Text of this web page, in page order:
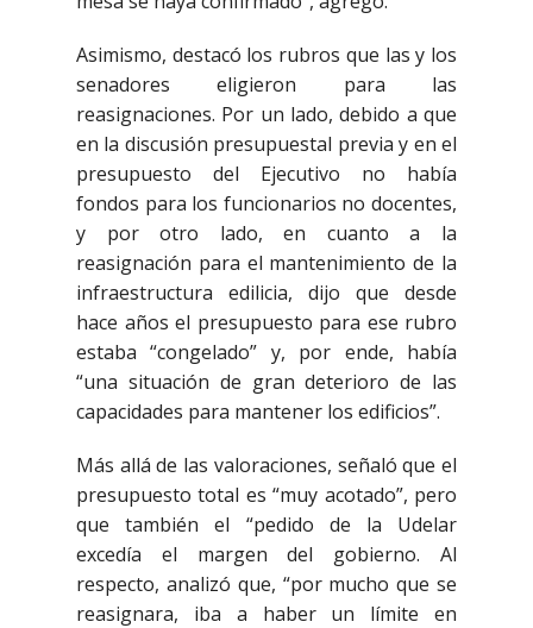
Asimismo, destacó los rubros que las y los
senadores eligieron para las
reasignaciones. Por un lado, debido a que
en la discusión presupuestal previa y en el
presupuesto del Ejecutivo no había
fondos para los funcionarios no docentes,
y por otro lado, en cuanto a la
reasignación para el mantenimiento de la
infraestructura edilicia, dijo que desde
hace años el presupuesto para ese rubro
estaba “congelado” y, por ende, había
“una situación de gran deterioro de las
capacidades para mantener los edificios”.
Más allá de las valoraciones, señaló que el
presupuesto total es “muy acotado”, pero
que también el “pedido de la Udelar
excedía el margen del gobierno. Al
respecto, analizó que, “por mucho que se
reasignara, iba a haber un límite en